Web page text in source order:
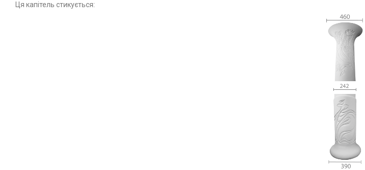
Ця капітель стикується: